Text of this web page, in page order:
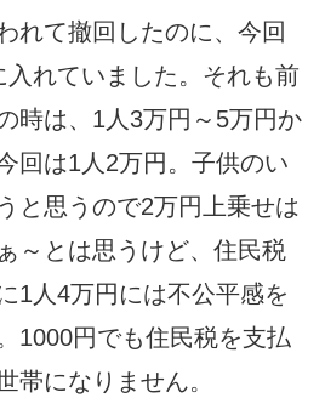
れて撤回したのに、今回
れていました。それも前
時は、1人3万円～5万円か
回は1人2万円。子供のい
と思うので2万円上乗せは
～とは思うけど、住民税
1人4万円には不公平感を
1000円でも住民税を支払
帯になりません。